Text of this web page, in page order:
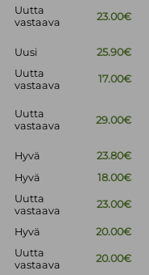
Uutta
vastaava
23.00€
Uusi 25.90€
Uutta
vastaava
17.00€
Uutta
vastaava
29.00€
Hyvä
23.80€
Hyvä 18.00€
Uutta
vastaava
23.00€
Hyvä 20.00€
Uutta
vastaava
20.00€